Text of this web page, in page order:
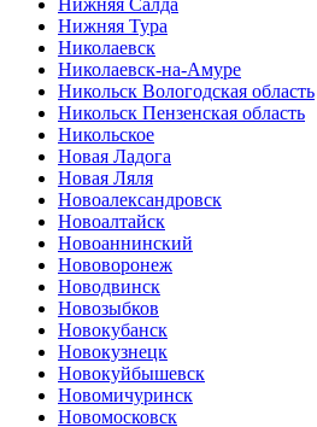
Нижняя Салда
Нижняя Тура
Николаевск
Николаевск-на-Амуре
Никольск Вологодская область
Никольск Пензенская область
Никольское
Новая Ладога
Новая Ляля
Новоалександровск
Новоалтайск
Новоаннинский
Нововоронеж
Новодвинск
Новозыбков
Новокубанск
Новокузнецк
Новокуйбышевск
Новомичуринск
Новомосковск